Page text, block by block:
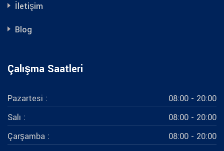
İletişim
Blog
Çalışma Saatleri
Pazartesi :
08:00 - 20:00
Salı :
08:00 - 20:00
Çarşamba :
08:00 - 20:00